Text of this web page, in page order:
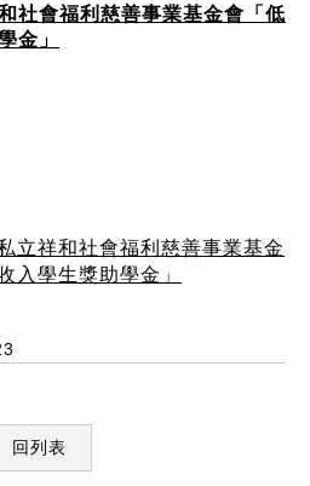
社會福利慈善事業基金會「低
金」
立祥和社會福利慈善事業基金
入學生獎助學金」
回列表